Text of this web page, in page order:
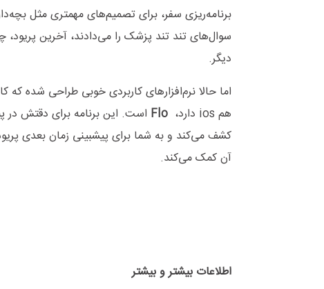
برنامه‌ریزی سفر، برای تصمیم‌های مهمتری مثل
سوال‌های تند تند پزشک را می‌دادند، آخرین
دیگر.
اما حالا نرم‌افزارهای کاربردی خوبی طراحی شده که
هم ios دارد، Flo است. این برنامه برای دقتش در
کشف می‌کند و به شما برای پیشبینی زمان بعدی
آن کمک می‌کند.
اطلاعات بیشتر و بیشتر